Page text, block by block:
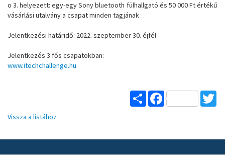
o 3. helyezett: egy-egy Sony bluetooth fülhallgató és 50 000 Ft értékű
vásárlási utalvány a csapat minden tagjának
Jelentkezési határidő: 2022. szeptember 30. éjfél
Jelentkezés 3 fős csapatokban:
www.itechchallenge.hu
Share Facebook
Vissza a listához